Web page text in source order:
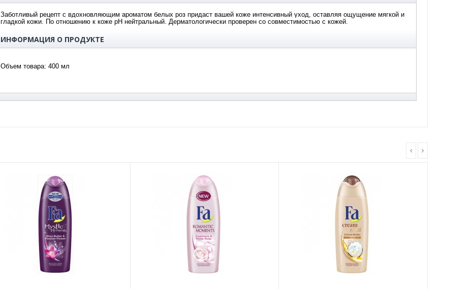
Заботливый рецепт с вдохновляющим ароматом белых роз придаст вашей коже интенсивный уход, оставляя ощущение мягкой и
гладкой кожи. По отношению к коже pH нейтральный. Дерматологически проверен со совместимостью с кожей.
ИНФОРМАЦИЯ О ПРОДУКТЕ
Объем товара: 400 мл